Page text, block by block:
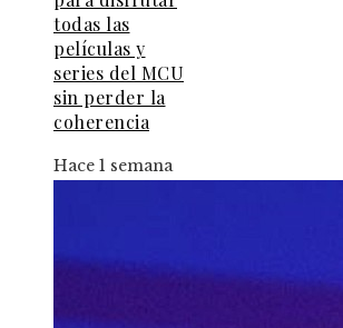
todas las
películas y
series del MCU
sin perder la
coherencia
Hace 1 semana